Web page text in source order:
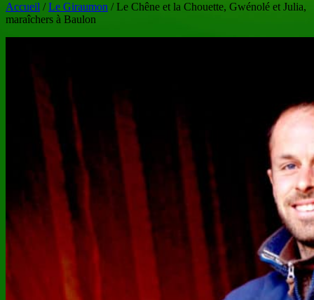
Accueil /Le Giraumon /Le Chêne et la Chouette, Gwénolé et Julia,
maraîchers à Baulon